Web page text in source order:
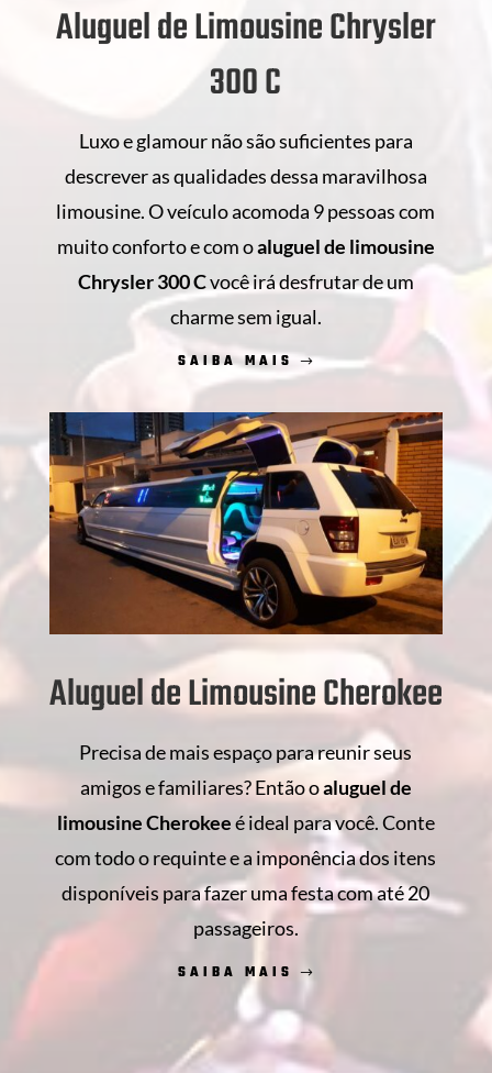
Aluguel de Limousine Chrysler
300 C
Luxo e glamour não são suficientes para
descrever as qualidades dessa maravilhosa
limousine. O veículo acomoda 9 pessoas com
muito conforto e com oaluguel de limousine
Chrysler 300 Cvocê irá desfrutar de um
charme sem igual.
SAIBA MAIS
Aluguel de Limousine Cherokee
Precisa de mais espaço para reunir seus
amigos e familiares? Então oaluguel de
limousine Cherokeeé ideal para você. Conte
com todo o requinte e a imponência dos itens
disponíveis para fazer uma festa com até 20
passageiros.
SAIBA MAIS